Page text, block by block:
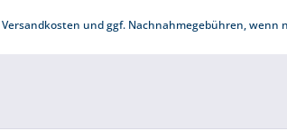
Versandkosten und ggf. Nachnahmegebühren, wenn